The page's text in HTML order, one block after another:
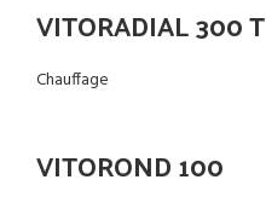
VITORADIAL 300 T
Chauffage
VITOROND 100